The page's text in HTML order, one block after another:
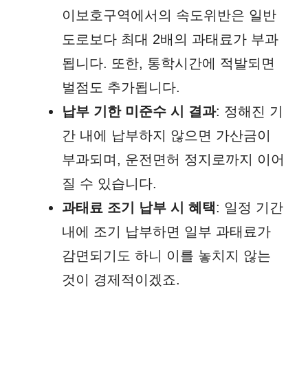
이보호구역에서의 속도위반은 일반
도로보다 최대 2배의 과태료가 부과
됩니다. 또한, 통학시간에 적발되면
벌점도 추가됩니다.
납부 기한 미준수 시 결과: 정해진 기
간 내에 납부하지 않으면 가산금이
부과되며, 운전면허 정지로까지 이어
질 수 있습니다.
과태료 조기 납부 시 혜택: 일정 기간
내에 조기 납부하면 일부 과태료가
감면되기도 하니 이를 놓치지 않는
것이 경제적이겠죠.